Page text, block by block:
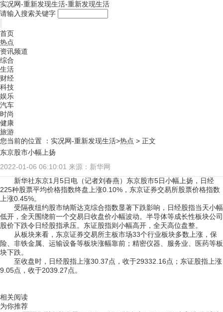
实况网-重新发现生活-重新发现生活
请输入搜索关键字
首页
热点
资讯频道
综合
生活
财经
科技
娱乐
汽车
时尚
健康
旅游
您当前的位置 ： 实况网-重新发现生活>热点 > 正文
东京股市小幅上扬
2022-01-06 06:10:01 来源：新华网
新华社东京1月5日电（记者刘春燕）东京股市5日小幅上扬，日经
225种股票平均价格指数终盘上涨0.10%，东京证券交易所股票价格指数
上涨0.45%。
受隔夜纽约股市纳斯达克综合指数显著下跌影响，日经股指当天小幅
低开，全天围绕前一个交易日收盘价小幅波动。半导体等成长性板块公司
股价下跌令日经股指承压。东证股指则小幅高开，全天高位盘整。
从板块来看，东京证券交易所主板市场33个行业板块多数上涨，保
险、非铁金属、运输设备等板块涨幅靠前；精密仪器、服务业、医药等板
块下跌。
至收盘时，日经股指上涨30.37点，收于29332.16点；东证股指上涨
9.05点，收于2039.27点。
相关阅读
为你推荐